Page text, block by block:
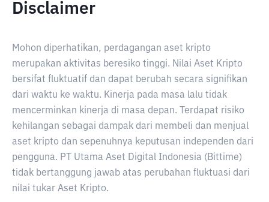
Disclaimer
Mohon diperhatikan, perdagangan aset kripto
merupakan aktivitas beresiko tinggi. Nilai Aset Kripto
bersifat fluktuatif dan dapat berubah secara signifikan
dari waktu ke waktu. Kinerja pada masa lalu tidak
mencerminkan kinerja di masa depan. Terdapat risiko
kehilangan sebagai dampak dari membeli dan menjual
aset kripto dan sepenuhnya keputusan independen dari
pengguna. PT Utama Aset Digital Indonesia (Bittime)
tidak bertanggung jawab atas perubahan fluktuasi dari
nilai tukar Aset Kripto.